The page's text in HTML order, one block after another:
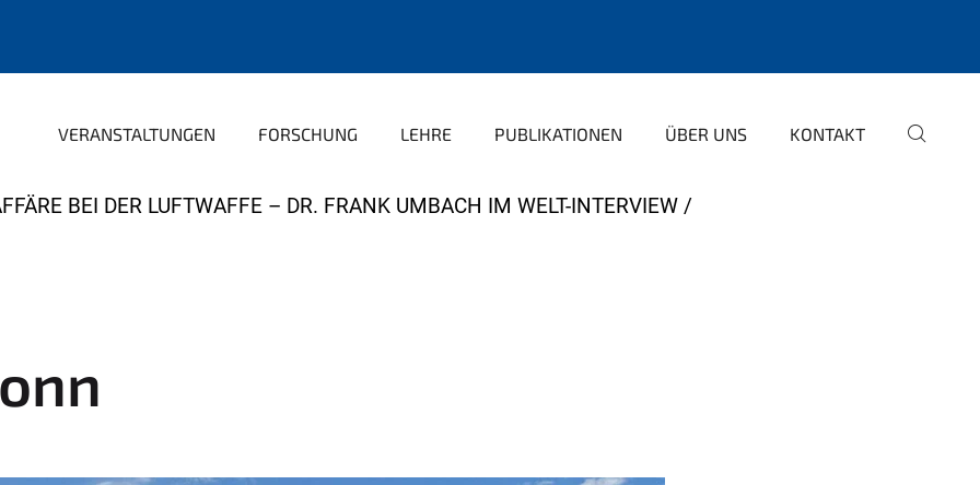
VERANSTALTUNGEN FORSCHUNG LEHRE PUBLIKATIONEN ÜBER UNS KONTAKT
BEI DER LUFTWAFFE – DR. FRANK UMBACH IM WELT-INTERVIEW